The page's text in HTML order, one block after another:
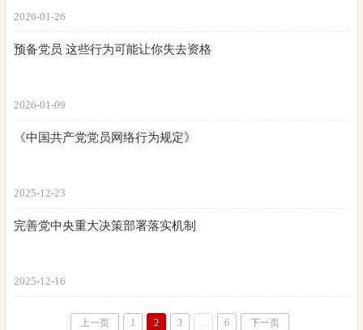
2026-01-26
预备党员 这些行为可能让你失去资格
2026-01-09
《中国共产党党员网络行为规定》
2025-12-23
完善党中央重大决策部署落实机制
2025-12-16
上一页 1 2 3 ... 6 下一页